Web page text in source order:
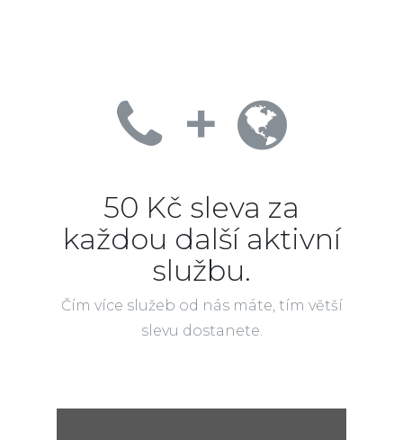
+
50 Kč sleva za
každou další aktivní
službu.
Čím více služeb od nás máte, tím větší
slevu dostanete.